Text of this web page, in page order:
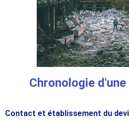
Chronologie
Contact et établissement du